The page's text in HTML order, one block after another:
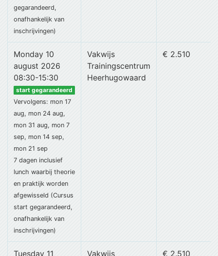
gegarandeerd,
onafhankelijk van
inschrijvingen)
Monday 10
august 2026
08:30-15:30
start gegarandeerd
Vervolgens: mon 17
aug, mon 24 aug,
mon 31 aug, mon 7
sep, mon 14 sep,
mon 21 sep
7 dagen inclusief
lunch waarbij theorie
en praktijk worden
afgewisseld (Cursus
start gegarandeerd,
onafhankelijk van
inschrijvingen)
Vakwijs
Trainingscentrum
Heerhugowaard
€ 2.510
Tuesday 11 Vakwijs € 2.510